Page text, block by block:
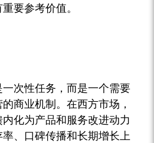
要参考价值。
次性任务，而是一个需要
商业机制。在西方市场，
化为产品和服务改进动力
、口碑传播和长期增长上